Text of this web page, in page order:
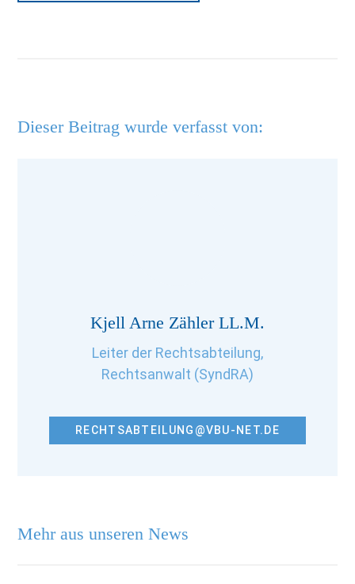
Mehr aus unseren News
Dieser Beitrag wurde verfasst von:
Kjell Arne Zähler LL.M.
Leiter der Rechtsabteilung,
Rechtsanwalt (SyndRA)
RECHTSABTEILUNG@VBU-NET.DE